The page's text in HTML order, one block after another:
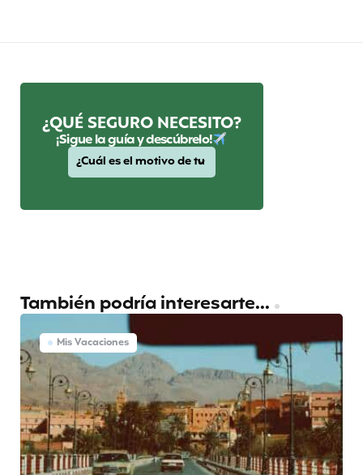
¿QUÉ SEGURO NECESITO?
¡Sigue la guía y descúbrelo!
También podría interesarte...
Mis Vacaciones